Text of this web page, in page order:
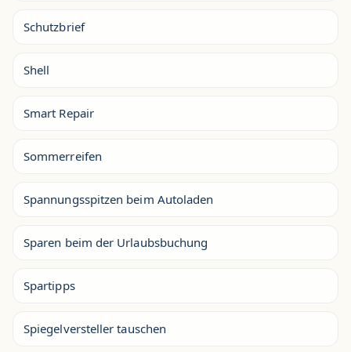
Schutzbrief
Shell
Smart Repair
Sommerreifen
Spannungsspitzen beim Autoladen
Sparen beim der Urlaubsbuchung
Spartipps
Spiegelversteller tauschen